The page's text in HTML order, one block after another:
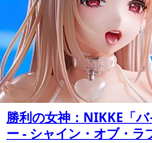
勝利の女神：NIKKE「
ー - シャイン・オブ・ラ